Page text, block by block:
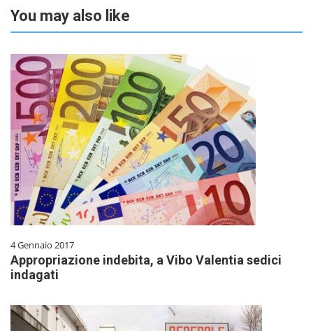
You may also like
4 Gennaio 2017
Appropriazione indebita, a Vibo Valentia sedici
indagati